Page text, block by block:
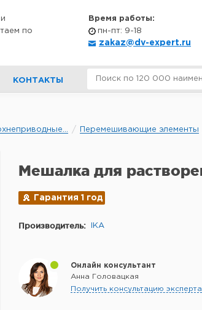
по
Время работы:
пн-пт: 9-18
zakaz@dv-expert.ru
КОНТАКТЫ
Перемешивающие элементы
Мешалка для
Гарантия 1 год
Производитель: IKA
Онлайн консультант
Анна Головацкая
Получить консультацию эксперта